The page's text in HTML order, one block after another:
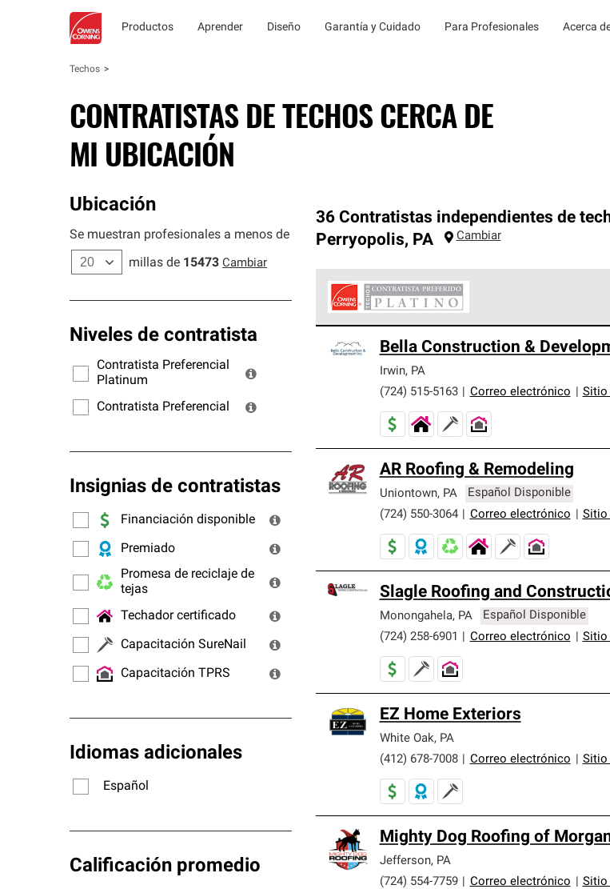
Productos Aprender Diseño Garantía y Cuidado Para Profesionales Acerca
Techos
CONTRATISTAS DE TECHOS CERCA DE
MI UBICACIÓN
Ubicación
Se muestran profesionales a menos de
millas de 15473 Cambiar
Niveles de contratista
Contratista Preferencial
Platinum
Contratista Preferencial
Insignias de contratistas
Financiación disponible
Premiado
Promesa de reciclaje de
tejas
Techador certificado
Capacitación SureNail
Capacitación TPRS
Idiomas adicionales
Español
Calificación promedio
36 Contratistas independientes de
Perryopolis, PA Cambiar
cumplen con estándares estrictos de
Bella Construction &
Irwin, PA
(724) 515-5163
Correo electrónico Sitio
AR Roofing & Remodeling
Uniontown, PA
Español Disponible
(724) 550-3064
Correo electrónico Sitio
Slagle Roofing and
Monongahela, PA
Español Disponible
(724) 258-6901
Correo electrónico Sitio
EZ Home Exteriors
White Oak, PA
(412) 678-7008
Correo electrónico Sitio
Mighty Dog Roofing of
Jefferson, PA
(724) 554-7759
Correo electrónico Sitio